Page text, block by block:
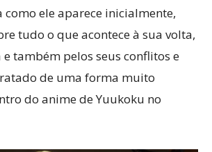
ele aparece inicialmente,
tudo o que acontece à sua volta,
também pelos seus conflitos e
de uma forma muito
do anime de Yuukoku no